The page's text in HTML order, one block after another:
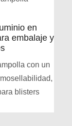
en
embalaje y
con un
blisters